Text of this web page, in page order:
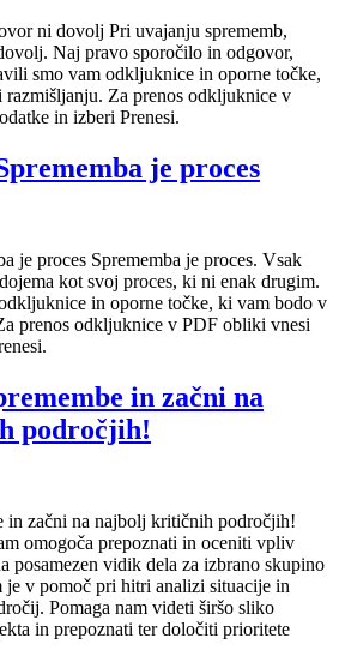
ni dovolj Pri uvajanju sprememb,
Naj pravo sporočilo in odgovor,
smo vam odkljuknice in oporne točke,
Za prenos odkljuknice v
in izberi Prenesi.
je proces
je proces Sprememba je proces. Vsak
kot svoj proces, ki ni enak drugim.
in oporne točke, ki vam bodo v
prenos odkljuknice v PDF obliki vnesi
in začni na
področjih!
in začni na najbolj kritičnih področjih!
omogoča prepoznati in oceniti vpliv
posamezen vidik dela za izbrano skupino
je v pomoč pri hitri analizi situacije in
Pomaga nam videti širšo sliko
in prepoznati ter določiti prioritete